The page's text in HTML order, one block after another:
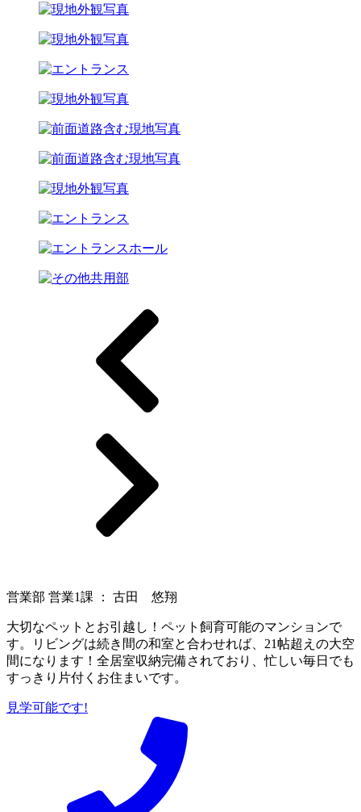
営業部 営業1課 ： 古田 悠翔
大切なペットとお引越し！ペット飼育可能のマンションで
す。リビングは続き間の和室と合わせれば、21帖超えの大空
間になります！全居室収納完備されており、忙しい毎日でも
すっきり片付くお住まいです。
見学可能です!